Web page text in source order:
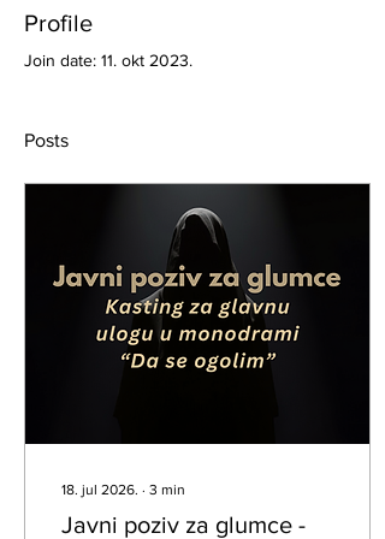
Profile
Join date: 11. okt 2023.
Posts
18. jul 2026. ∙ 3 min
Javni poziv za glumce -